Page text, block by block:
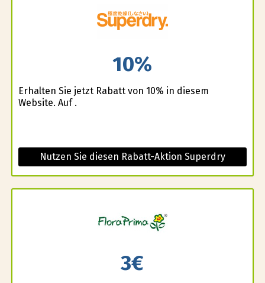
10%
Erhalten Sie jetzt Rabatt von 10% in diesem
Website. Auf .
Nutzen Sie diesen Rabatt-Aktion Superdry
3€